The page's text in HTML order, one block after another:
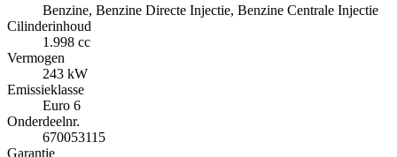
Benzine, Benzine Directe Injectie, Benzine Centrale Injectie
Cilinderinhoud
1.998 cc
Vermogen
243 kW
Emissieklasse
Euro 6
Onderdeelnr.
670053115
Garantie